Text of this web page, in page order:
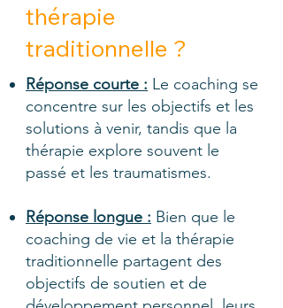
thérapie
traditionnelle ?
Réponse courte : Le coaching se
concentre sur les objectifs et les
solutions à venir, tandis que la
thérapie explore souvent le
passé et les traumatismes.
Réponse longue : Bien que le
coaching de vie et la thérapie
traditionnelle partagent des
objectifs de soutien et de